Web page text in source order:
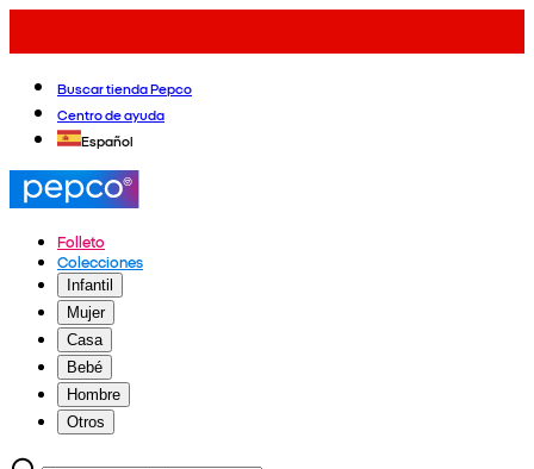
Buscar tienda Pepco
Centro de ayuda
Español
Folleto
Colecciones
Infantil
Mujer
Casa
Bebé
Hombre
Otros